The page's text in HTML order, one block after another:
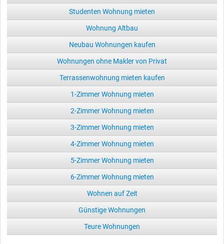
Studenten Wohnung mieten
Wohnung Altbau
Neubau Wohnungen kaufen
Wohnungen ohne Makler von Privat
Terrassenwohnung mieten kaufen
1-Zimmer Wohnung mieten
2-Zimmer Wohnung mieten
3-Zimmer Wohnung mieten
4-Zimmer Wohnung mieten
5-Zimmer Wohnung mieten
6-Zimmer Wohnung mieten
Wohnen auf Zeit
Günstige Wohnungen
Teure Wohnungen